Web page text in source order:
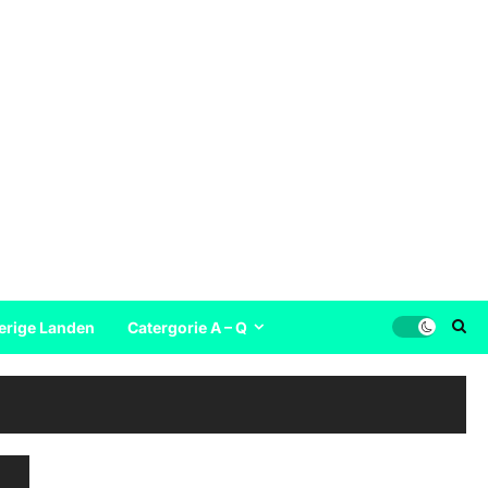
Landen Catergorie A – Q